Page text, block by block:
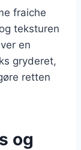
fraiche
teksturen
en
gryderet,
retten
og